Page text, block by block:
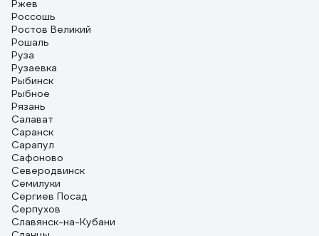
Ржев
Россошь
Ростов Великий
Рошаль
Руза
Рузаевка
Рыбинск
Рыбное
Рязань
Салават
Саранск
Сарапул
Сафоново
Северодвинск
Семилуки
Сергиев Посад
Серпухов
Славянск-на-Кубани